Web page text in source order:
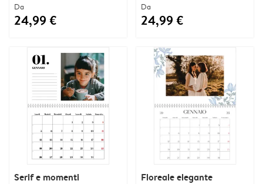
Da
24,99 €
Da
24,99 €
Serif e momenti Floreale elegante